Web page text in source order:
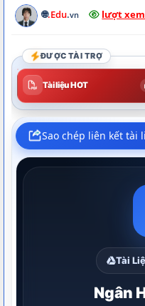
🌐.Edu.vn lượt xem
ĐƯỢC TÀI TRỢ
Tài liệu HOT